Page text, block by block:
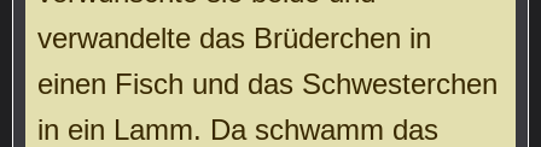
verwandelte das Brüderchen in
einen Fisch und das Schwesterchen
in ein Lamm. Da schwamm das